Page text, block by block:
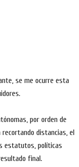
se me ocurre esta
por orden de
recortando distancias, el
estatutos, políticas
final.